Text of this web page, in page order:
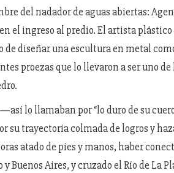
del nadador de aguas abiertas:
el ingreso al predio. El artista plástico
de diseñar una escultura en metal
proezas que lo llevaron a ser uno
—así lo llamaban por “lo duro de su
su trayectoria colmada de logros y
atado de pies y manos, haber
y Buenos Aires, y cruzado el Río de La